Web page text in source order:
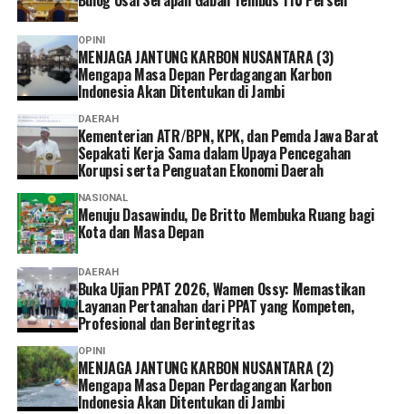
OPINI
MENJAGA JANTUNG KARBON NUSANTARA (3)
Mengapa Masa Depan Perdagangan Karbon
Indonesia Akan Ditentukan di Jambi
DAERAH
Kementerian ATR/BPN, KPK, dan Pemda Jawa Barat
Sepakati Kerja Sama dalam Upaya Pencegahan
Korupsi serta Penguatan Ekonomi Daerah
NASIONAL
Menuju Dasawindu, De Britto Membuka Ruang bagi
Kota dan Masa Depan
DAERAH
Buka Ujian PPAT 2026, Wamen Ossy: Memastikan
Layanan Pertanahan dari PPAT yang Kompeten,
Profesional dan Berintegritas
OPINI
MENJAGA JANTUNG KARBON NUSANTARA (2)
Mengapa Masa Depan Perdagangan Karbon
Indonesia Akan Ditentukan di Jambi